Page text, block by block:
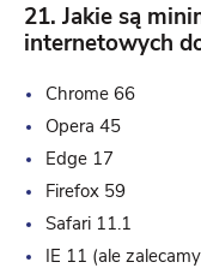
21. Jakie są
internetowych
Chrome 66
Opera 45
Edge 17
Firefox 59
Safari 11.1
IE 11 (ale